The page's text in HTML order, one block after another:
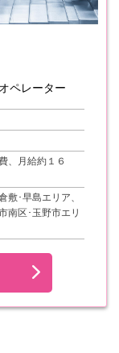
ペレーター
、月給約１６
敷･早島エリア、
南区･玉野市エリ